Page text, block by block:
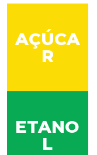
AÇÚCA
R
ETANO
L